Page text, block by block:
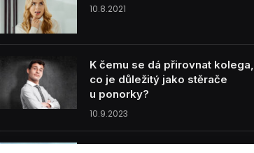
10.8.2021
K čemu se dá přirovnat kolega,
co je důležitý jako stěrače
u ponorky?
10.9.2023